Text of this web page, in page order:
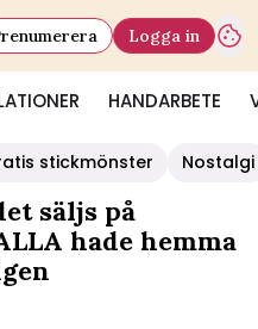
HANDARBETE
Logga in
stickmönster Nostalgi
säljs på
hade hemma